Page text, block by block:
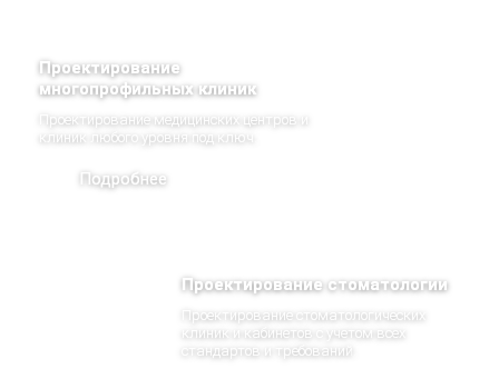
Проектирование
многопрофильных клиник
Проектирование медицинских центров и
клиник любого уровня под ключ.
Подробнее
Проектирование стоматологии
Проектирование стоматологических
клиник и кабинетов с учетом всех
стандартов и требований.